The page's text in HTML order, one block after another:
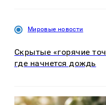
Мировые новости
Скрытые «горячие
где начнется дождь